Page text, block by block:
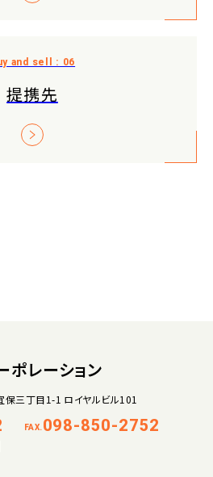
提携先
ポレーション
三丁目1-1 ロイヤルビル101
FAX. 098-850-2752